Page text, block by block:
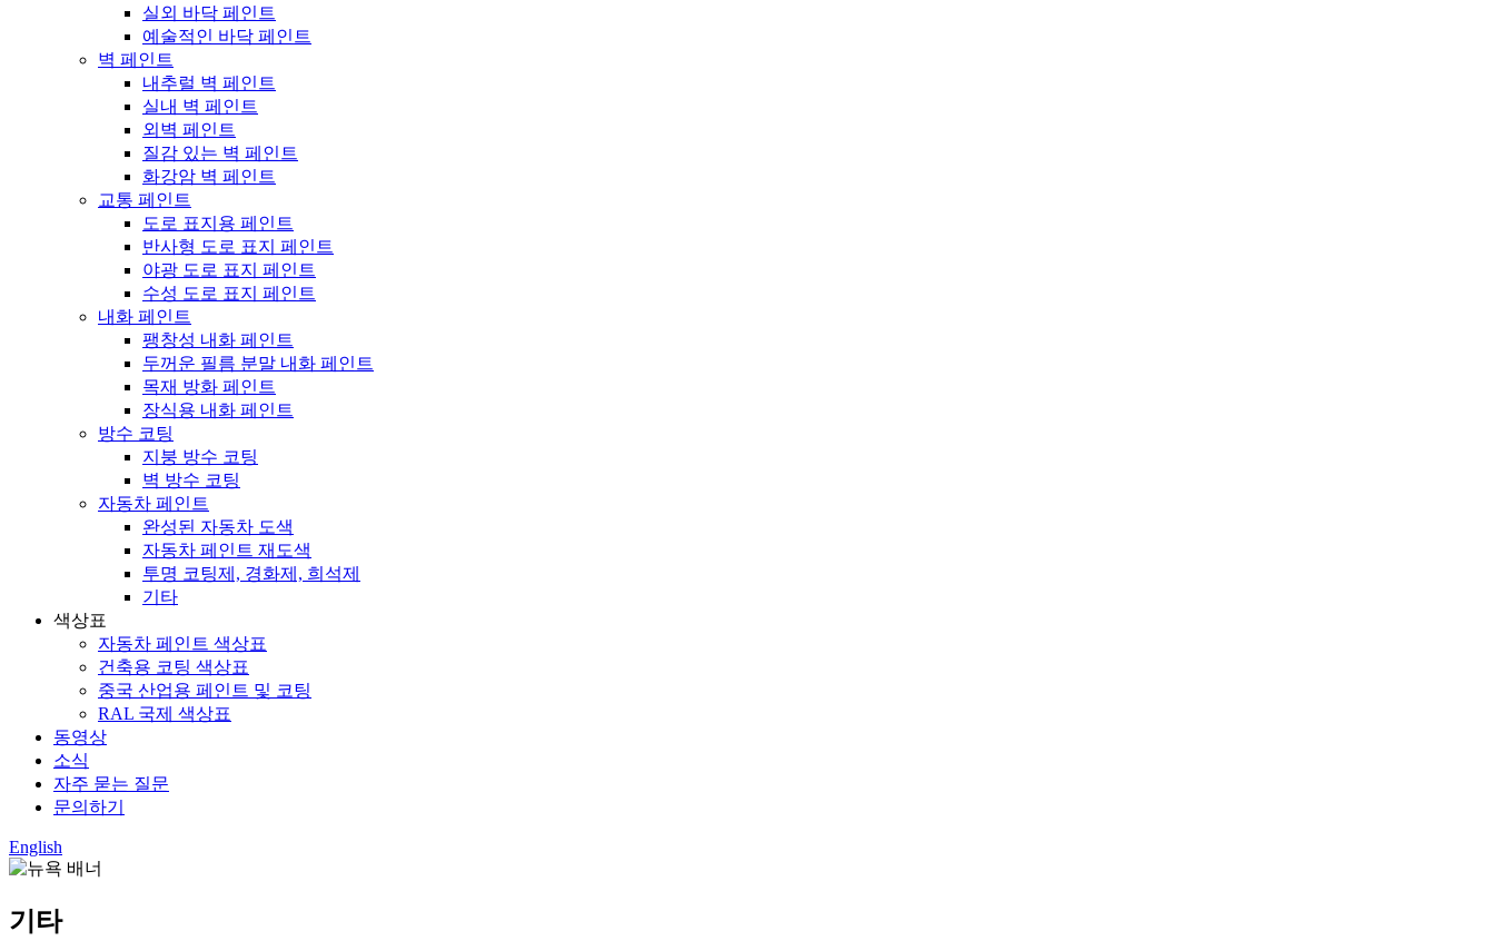
실외 바닥 페인트
예술적인 바닥 페인트
벽 페인트
내추럴 벽 페인트
실내 벽 페인트
외벽 페인트
질감 있는 벽 페인트
화강암 벽 페인트
교통 페인트
도로 표지용 페인트
반사형 도로 표지 페인트
야광 도로 표지 페인트
수성 도로 표지 페인트
내화 페인트
팽창성 내화 페인트
두꺼운 필름 분말 내화 페인트
목재 방화 페인트
장식용 내화 페인트
방수 코팅
지붕 방수 코팅
벽 방수 코팅
자동차 페인트
완성된 자동차 도색
자동차 페인트 재도색
투명 코팅제, 경화제, 희석제
기타
색상표
자동차 페인트 색상표
건축용 코팅 색상표
중국 산업용 페인트 및 코팅
RAL 국제 색상표
동영상
소식
자주 묻는 질문
문의하기
English
기타